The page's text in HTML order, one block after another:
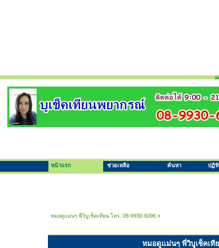
หน้าแรก ช่วยเหลือ ค้นหา ปฏิ
หมอดูแม่นๆ พี่วิบูเช็คเทียน โทร. 08-9930-6096 »
หมอดูแม่นๆ พี่วิบูเช็คเที